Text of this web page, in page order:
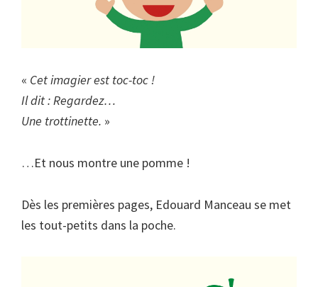
« Cet imagier est toc-toc !
Il dit : Regardez…
Une trottinette. »
…Et nous montre une pomme !
Dès les premières pages, Edouard Manceau se met
les tout-petits dans la poche.